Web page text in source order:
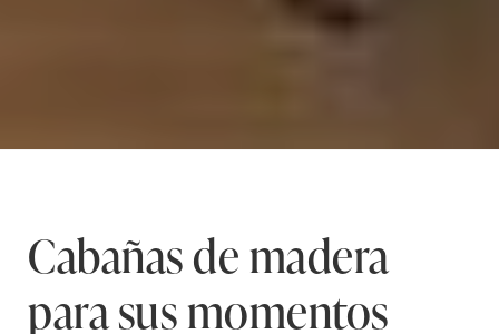
Cabañas de madera
para sus momentos